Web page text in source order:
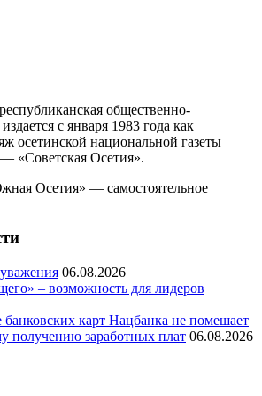
общественно-
с января 1983 года как
осетинской национальной газеты
«Советская Осетия».
Осетия» — самостоятельное
06.08.2026
– возможность для лидеров
банковских карт Нацбанка не помешает
получению заработных плат 06.08.2026